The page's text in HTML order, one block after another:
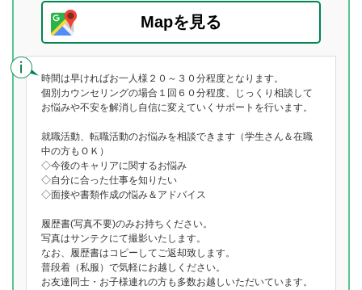
Mapを見る
時間は早ければお一人様２０～３０分程度となります。
個別カウンセリングの場合１回６０分程度、じっくり相談して
お悩みや不安を解消し自信に変えていくサポートを行います。
就職活動、転職活動のお悩みを相談できます（学生さん＆在職
中の方もＯＫ）
◇今後のキャリアに関するお悩み
◇自分に合った仕事を知りたい
◇面接や書類作成の悩み＆アドバイス
履歴書(写真不要)のみお持ちください。
写真はサンテクにて撮影いたします。
なお、履歴書はコピーしてご返却致します。
普段着（私服）で気軽にお越しください。
お友達同士・お子様連れの方も多数お越しいただいています。